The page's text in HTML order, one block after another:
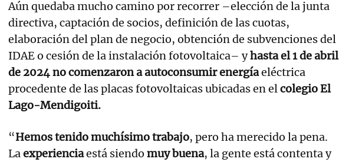
Aún quedaba mucho camino por recorrer –elección de la junta
directiva, captación de socios, definición de las cuotas,
elaboración del plan de negocio, obtención de subvenciones del
IDAE o cesión de la instalación fotovoltaica– yhasta el 1 de abril
de 2024 no comenzaron a autoconsumir energíaeléctrica
procedente de las placas fotovoltaicas ubicadas en elcolegio El
Lago-Mendigoiti.
“Hemos tenido muchísimo trabajo, pero ha merecido la pena.
Laexperienciaestá siendo muy buena, la gente está contenta y